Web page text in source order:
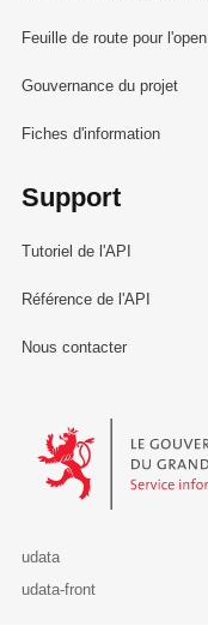
Feuille de route pour
Gouvernance du projet
Fiches d'information
Support
Tutoriel de l'API
Référence de l'API
Nous contacter
Le Gouvernement du
udata
udata-front